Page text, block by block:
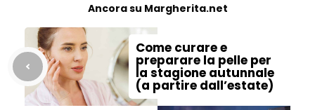
Ancora su Margherita.net
Come curare e
preparare la pelle per
la stagione autunnale
(a partire dall’estate)